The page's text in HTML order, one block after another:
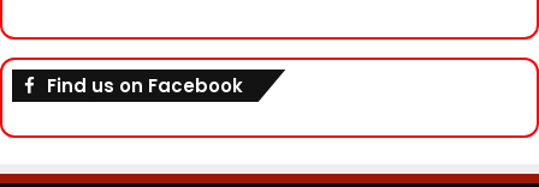
Find us on Facebook